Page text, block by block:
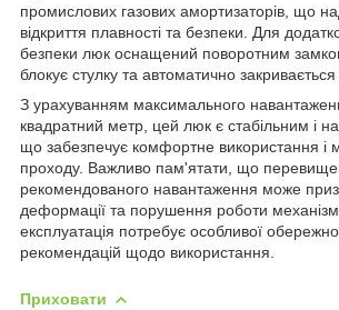
промислових газових амортизаторів, що
відкриття плавності та безпеки. Для
безпеки люк оснащений поворотним
блокує стулку та автоматично закривається
З урахуванням максимального
квадратний метр, цей люк є стабільним і
що забезпечує комфортне використання і
проходу. Важливо пам'ятати, що
рекомендованого навантаження може
деформації та порушення роботи
експлуатація потребує особливої
рекомендацій щодо використання.
Приховати